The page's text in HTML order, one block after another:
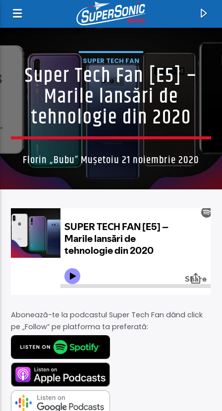
Acum
Put the Hurt on Me
Super povești
Supersonic Live
SUPER TECH FAN
Super Tech Fan [E5] –
Marile lansări de
tehnologie din 2020
Florin „Bubu” Mușetoiu 21 noiembrie 2020
Abonează-te la podcastul Super Tech Fan dând click
pe „Follow” pe platforma ta preferată: